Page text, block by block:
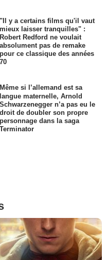
"Il y a certains films qu'il vaut
mieux laisser tranquilles" :
Robert Redford ne voulait
absolument pas de remake
pour ce classique des années
70
Même si l’allemand est sa
langue maternelle, Arnold
Schwarzenegger n’a pas eu le
droit de doubler son propre
personnage dans la saga
Terminator